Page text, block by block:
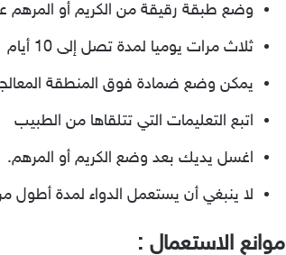
وضع طبقة رقيقة من الكريم أو المرهم
ثلاث مرات يوميا لمدة تصل إلى 10 أيام
يمكن وضع ضمادة فوق المنطقة المعالجة
اتبع التعليمات التي تتلقاها من الطبيب
اغسل يديك بعد وضع الكريم أو المرهم.
لا ينبغي أن يستعمل الدواء لمدة أطول من 10 ايام لتجنب مقاومة البكتيريا
موانع الاستعمال :